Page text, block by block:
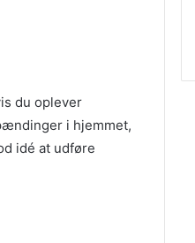
du oplever
i hjemmet,
idé at udføre